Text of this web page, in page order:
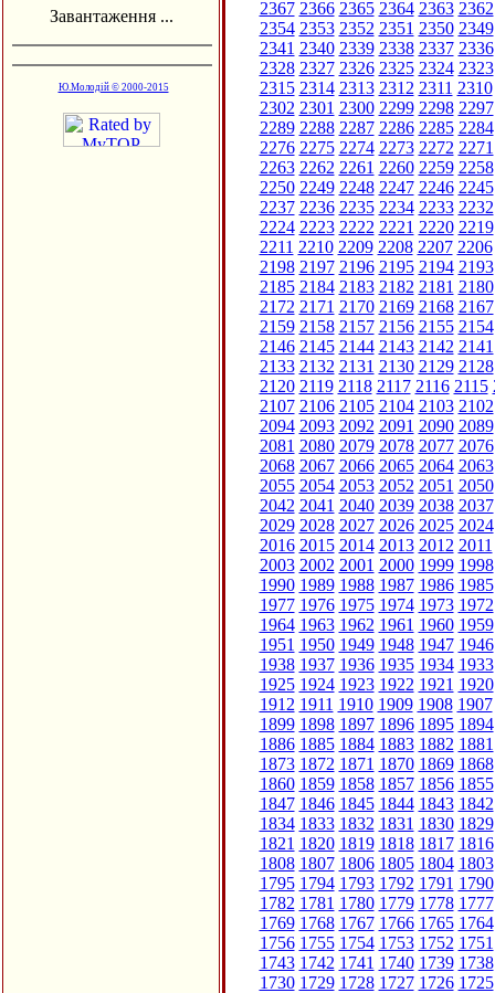
Завантаження ...
Ю.Молодій © 2000-2015
2367 2366 2365 2364 2363 2362
2354 2353 2352 2351 2350 2349
2341 2340 2339 2338 2337 2336
2328 2327 2326 2325 2324 2323
2315 2314 2313 2312 2311 2310
2302 2301 2300 2299 2298 2297
2289 2288 2287 2286 2285 2284
2276 2275 2274 2273 2272 2271
2263 2262 2261 2260 2259 2258
2250 2249 2248 2247 2246 2245
2237 2236 2235 2234 2233 2232
2224 2223 2222 2221 2220 2219
2211 2210 2209 2208 2207 2206
2198 2197 2196 2195 2194 2193
2185 2184 2183 2182 2181 2180
2172 2171 2170 2169 2168 2167
2159 2158 2157 2156 2155 2154
2146 2145 2144 2143 2142 2141
2133 2132 2131 2130 2129 2128
2120 2119 2118 2117 2116 2115
2107 2106 2105 2104 2103 2102
2094 2093 2092 2091 2090 2089
2081 2080 2079 2078 2077 2076
2068 2067 2066 2065 2064 2063
2055 2054 2053 2052 2051 2050
2042 2041 2040 2039 2038 2037
2029 2028 2027 2026 2025 2024
2016 2015 2014 2013 2012 2011
2003 2002 2001 2000 1999 1998
1990 1989 1988 1987 1986 1985
1977 1976 1975 1974 1973 1972
1964 1963 1962 1961 1960 1959
1951 1950 1949 1948 1947 1946
1938 1937 1936 1935 1934 1933
1925 1924 1923 1922 1921 1920
1912 1911 1910 1909 1908 1907
1899 1898 1897 1896 1895 1894
1886 1885 1884 1883 1882 1881
1873 1872 1871 1870 1869 1868
1860 1859 1858 1857 1856 1855
1847 1846 1845 1844 1843 1842
1834 1833 1832 1831 1830 1829
1821 1820 1819 1818 1817 1816
1808 1807 1806 1805 1804 1803
1795 1794 1793 1792 1791 1790
1782 1781 1780 1779 1778 1777
1769 1768 1767 1766 1765 1764
1756 1755 1754 1753 1752 1751
1743 1742 1741 1740 1739 1738
1730 1729 1728 1727 1726 1725